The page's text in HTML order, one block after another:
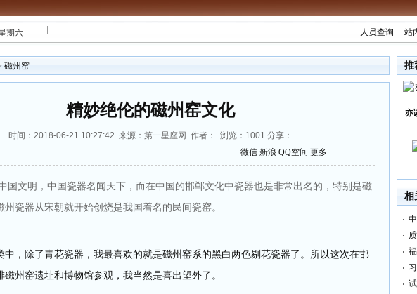
期六 人员查询 站
磁州窑
精妙绝伦的磁州窑文化
时间：2018-06-21 10:27:42 来源：第一星座网 作者： 浏览： 1001 分享：
微信 新浪 QQ空间 更多
国文明，中国瓷器名闻天下，而在中国的邯郸文化中瓷器也是非常出名的，特别是磁
瓷器从宋朝就开始创烧是我国着名的民间瓷窑。
除了青花瓷器，我最喜欢的就是磁州窑系的黑白两色剔花瓷器了。所以这次在邯
磁州窑遗址和博物馆参观，我当然是喜出望外了。
推
亦
相